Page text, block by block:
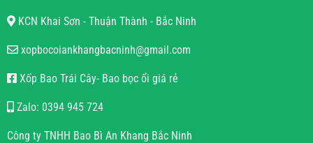
KCN Khai Sơn - Thuận Thành - Bắc Ninh
xopbocoiankhangbacninh@gmail.com
Xốp Bao Trái Cây- Bao bọc ổi giá rẻ
Zalo: 0394 945 724
Công ty TNHH Bao Bì An Khang Bắc Ninh